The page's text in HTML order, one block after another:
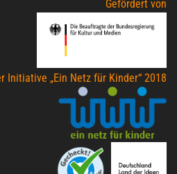
Gefördert von
Initiative „Ein Netz für Kinder“ 2018